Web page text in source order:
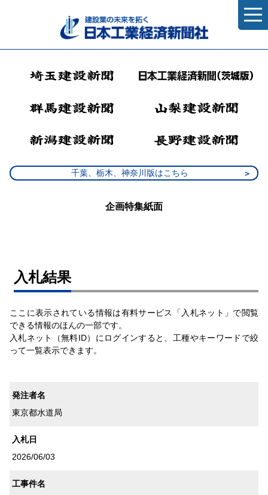
千葉、栃木、神奈川版はこちら
企画特集紙面
⼊札結果
ここに表示されている情報は有料サービス「入札ネット」で閲覧
できる情報のほんの一部です。
入札ネット（無料ID）にログインすると、工種やキーワードで絞
って一覧表示できます。
発注者名
東京都水道局
入札日
2026/06/03
工事件名